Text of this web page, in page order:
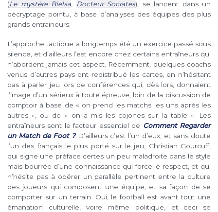
(Le mystère Bielsa Docteur Socrates), se lancent dans un
décryptage pointu, à base d’analyses des équipes des plus
grands entraineurs.
L’approche tactique a longtemps été un exercice passé sous
silence, et d’ailleurs l’est encore chez certains entraîneurs qui
n’abordent jamais cet aspect. Récemment, quelques coachs
venus d’autres pays ont redistribué les cartes, en n’hésitant
pas à parler jeu lors de conférences qui, dès lors, donnaient
l’image d’un sérieux à toute épreuve, loin de la discussion de
comptoir à base de « on prend les matchs les uns après les
autres », ou de « on a mis les cojones sur la table ». Les
entraîneurs sont le facteur essentiel de Comment Regarder
un Match de Foot ?D’ailleurs c’est l’un d’eux, et sans doute
l’un des français le plus porté sur le jeu, Christian Gourcuff,
qui signe une préface certes un peu maladroite dans le style
mais bourrée d’une connaissance qui force le respect, et qui
n’hésite pas à opérer un parallèle pertinent entre la culture
des joueurs qui composent une équipe, et sa façon de se
comporter sur un terrain. Oui, le football est avant tout une
émanation culturelle, voire même politique, et ceci se